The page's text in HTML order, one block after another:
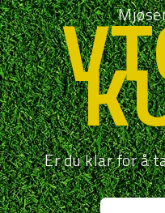
Er du klar for å